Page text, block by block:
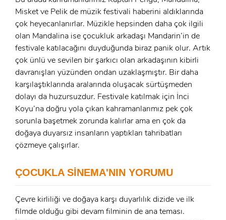
x
GIRIŞ YAP
E-Posta:
Şifre:
ÜYE OL
Ad Soyad:
E-Posta:
Şifre:
ÜYE OL
GIRIŞ
Misket ve Pelik de müzik festivali haberini aldıklarında
çok heyecanlanırlar. Müzikle hepsinden daha çok ilgili
olan Mandalina ise çocukluk arkadaşı Mandarin’in de
festivale katılacağını duyduğunda biraz panik olur. Artık
çok ünlü ve sevilen bir şarkıcı olan arkadaşının kibirli
davranışları yüzünden ondan uzaklaşmıştır. Bir daha
karşılaştıklarında aralarında oluşacak sürtüşmeden
dolayı da huzursuzdur. Festivale katılmak için İnci
Koyu’na doğru yola çıkan kahramanlarımız pek çok
sorunla başetmek zorunda kalırlar ama en çok da
doğaya duyarsız insanların yaptıkları tahribatları
çözmeye çalışırlar.
ÇOCUKLA SİNEMA'NIN YORUMU
Çevre kirliliği ve doğaya karşı duyarlılık dizide ve ilk
filmde olduğu gibi devam filminin de ana teması.